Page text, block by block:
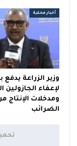
أخبار محلية
وزير الزراعة
لإعفاء الجازولين
ومدخلات الإنتاج
الضرائب